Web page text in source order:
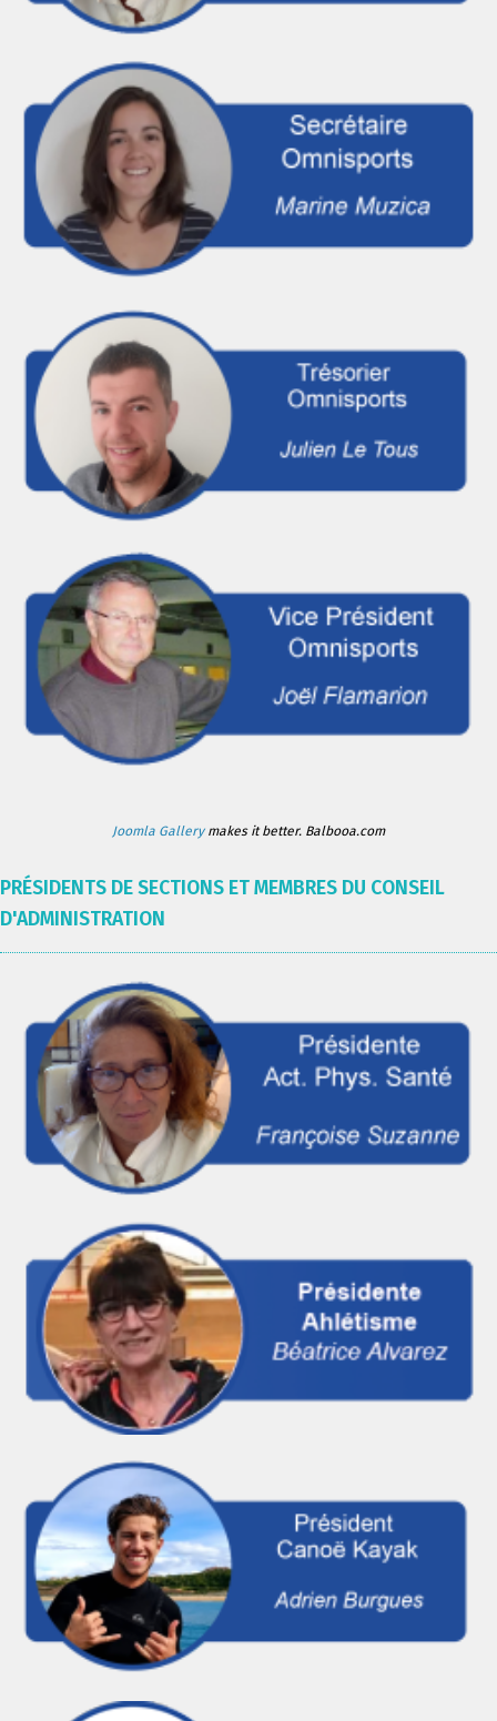
Joomla Gallerymakes it better. Balbooa.com
PRÉSIDENTS DE SECTIONS ET MEMBRES DU CONSEIL
D'ADMINISTRATION